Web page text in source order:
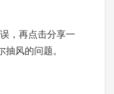
，再点击分享一
风的问题。